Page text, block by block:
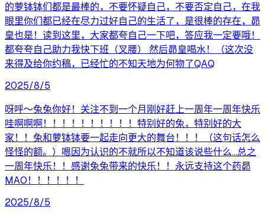
的萝钵钵们都是最棒的，不要怀疑自己，不要否定自己，在我
眼里你们都已经在尽力过好自己的生活了，是很棒的存在，昴
皇也是！读到这里，大家都夸自己一下吧，答应我一定要哦！
都夸夸自己助力我快下班（叉腰） 然后昴皇喝水！（这次没
来得及给你约稿，已经忙的不知天地为何物了QAQ
2025/8/5
呀呼～兔兔你好！关注不到一个月刚好赶上一周年一周年快乐
哇啊啊啊！！！！！！！！！！特别好的兔，特别好的大
家！！兔和萝钵钵要一起走向更大的舞台！！！（这句话怎么
怪怪的额。）嗯因为认识的不就所以不知道该说些什么…总之
一周年快乐！！感谢兔兔带来的快乐！！永远支持这个药昴
MAO！！！！！！
2025/8/5